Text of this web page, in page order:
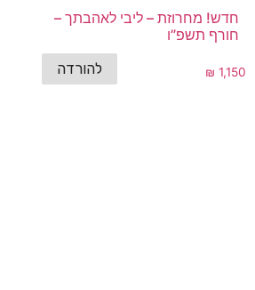
להורדה
חדש! מחרוזת – ליבי לאהבתך –
חורף תשפ”ו
₪ 1,150